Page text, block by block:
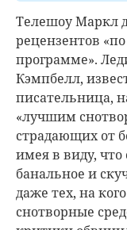
Телешоу Маркл
рецензентов
программе».
Кэмпбелл,
писательница,
«лучшим
страдающих от
имея в виду, что
банальное и
даже тех, на
снотворные